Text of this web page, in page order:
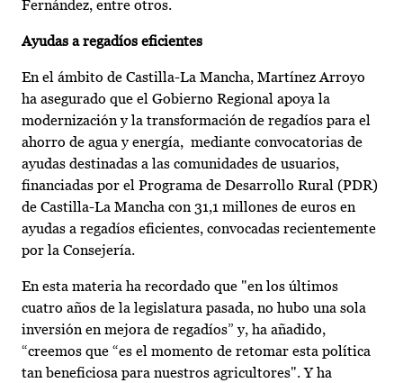
Fernández, entre otros.
Ayudas a regadíos eficientes
En el ámbito de Castilla-La Mancha, Martínez Arroyo
ha asegurado que el Gobierno Regional apoya la
modernización y la transformación de regadíos para el
ahorro de agua y energía, mediante convocatorias de
ayudas destinadas a las comunidades de usuarios,
financiadas por el Programa de Desarrollo Rural (PDR)
de Castilla-La Mancha con 31,1 millones de euros en
ayudas a regadíos eficientes, convocadas recientemente
por la Consejería.
En esta materia ha recordado que "en los últimos
cuatro años de la legislatura pasada, no hubo una sola
inversión en mejora de regadíos” y, ha añadido,
“creemos que “es el momento de retomar esta política
tan beneficiosa para nuestros agricultores". Y ha